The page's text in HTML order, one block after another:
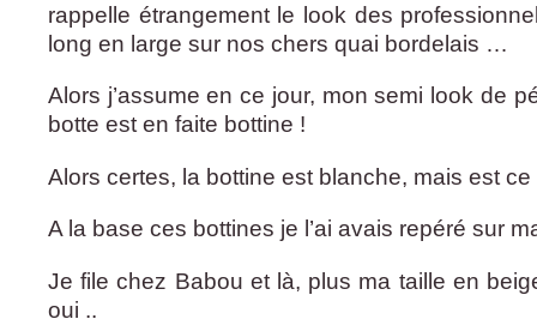
rappelle étrangement le look des
long en large sur nos chers quai bordelais …
Alors j’assume en ce jour, mon semi look de
botte est en faite bottine !
Alors certes, la bottine est blanche, mais est
A la base ces bottines je l’ai avais repéré sur
Je file chez Babou et là, plus ma taille en
oui ..